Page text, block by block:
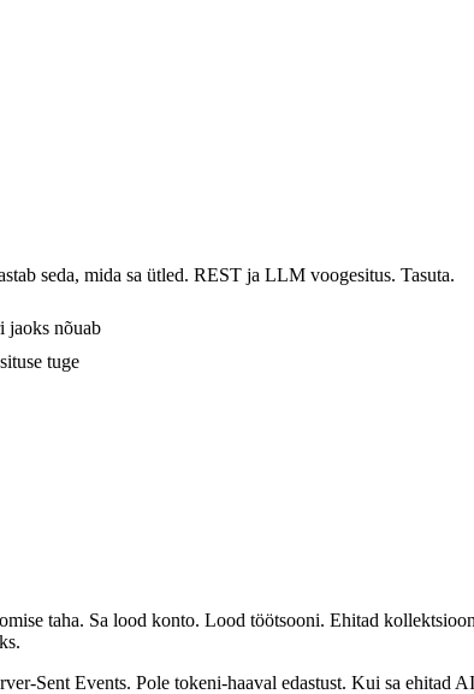
seda, mida sa ütled. REST ja LLM voogesitus. Tasuta.
jaoks nõuab
tuge
taha. Sa lood konto. Lood töötsooni. Ehitad
Sent Events. Pole tokeni-haaval edastust. Kui sa ehitad